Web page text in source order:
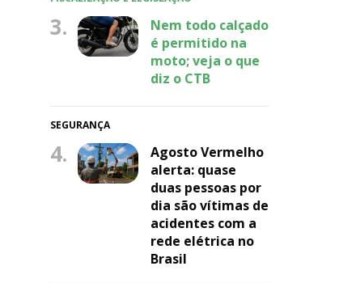
3.
Nem todo calçado
é permitido na
moto; veja o que
diz o CTB
SEGURANÇA
4.
Agosto Vermelho
alerta: quase
duas pessoas por
dia são vítimas de
acidentes com a
rede elétrica no
Brasil